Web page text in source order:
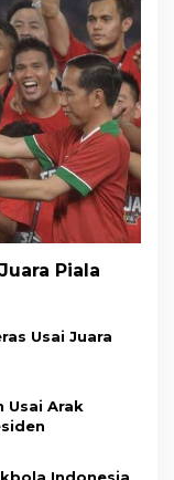
Piala
Usai Juara
Usai Arak
Indonesia